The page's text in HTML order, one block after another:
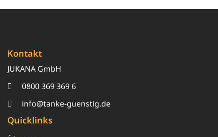
Kontakt
JUKANA GmbH
0800 369 369 6
info@tanke-guenstig.de
Quicklinks